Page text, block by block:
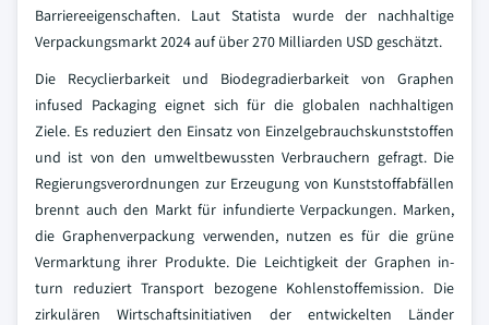
Barriereeigenschaften. Laut Statista wurde der nachhaltige
Verpackungsmarkt 2024 auf über 270 Milliarden USD geschätzt.
Die Recyclierbarkeit und Biodegradierbarkeit von Graphen
infused Packaging eignet sich für die globalen nachhaltigen
Ziele. Es reduziert den Einsatz von Einzelgebrauchskunststoffen
und ist von den umweltbewussten Verbrauchern gefragt. Die
Regierungsverordnungen zur Erzeugung von Kunststoffabfällen
brennt auch den Markt für infundierte Verpackungen. Marken,
die Graphenverpackung verwenden, nutzen es für die grüne
Vermarktung ihrer Produkte. Die Leichtigkeit der Graphen in-
turn reduziert Transport bezogene Kohlenstoffemission. Die
zirkulären Wirtschaftsinitiativen der entwickelten Länder